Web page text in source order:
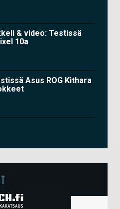
& video: Testissä
10a
Asus ROG Kithara